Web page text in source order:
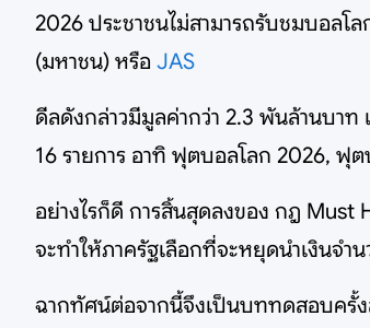
2026 ประชาชนไม่สามารถรับชมบอล
(มหาชน) หรือ JAS
ดีลดังกล่าวมีมูลค่ากว่า 2.3 พันล้านบาท
16 รายการ อาทิ ฟุตบอลโลก 2026,
อย่างไรก็ดี การสิ้นสุดลงของ กฎ Must
จะทำให้ภาครัฐเลือกที่จะหยุดนำเงินจ
ฉากทัศน์ต่อจากนี้จึงเป็นบททดสอบครั้ง